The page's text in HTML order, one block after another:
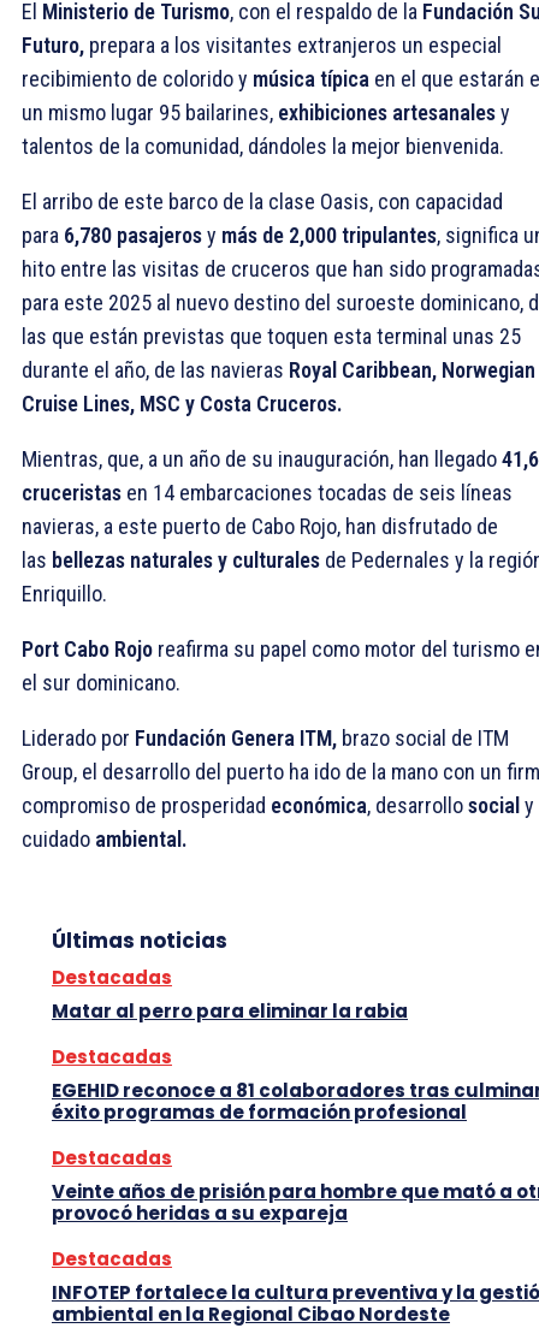
El Ministerio de Turismo, con el respaldo de la Fundación
Futuro, prepara a los visitantes extranjeros un especial
recibimiento de colorido y música típica en el que estarán
un mismo lugar 95 bailarines, exhibiciones artesanalesy
talentos de la comunidad, dándoles la mejor bienvenida.
El arribo de este barco de la clase Oasis, con capacidad
para 6,780 pasajerosy más de 2,000 tripulantes, significa
hito entre las visitas de cruceros que han sido
para este 2025 al nuevo destino del suroeste dominicano,
las que están previstas que toquen esta terminal unas 25
durante el año, de las navieras Royal Caribbean, Norwegian
Cruise Lines, MSC y Costa Cruceros.
Mientras, que, a un año de su inauguración, han llegado
cruceristas en 14 embarcaciones tocadas de seis líneas
navieras, a este puerto de Cabo Rojo, han disfrutado de
las bellezas naturales y culturales de Pedernales y la
Enriquillo.
Port Cabo Rojo reafirma su papel como motor del turismo
el sur dominicano.
Liderado por Fundación Genera ITM, brazo social de ITM
Group, el desarrollo del puerto ha ido de la mano con un
compromiso de prosperidad económica, desarrollosocialy
cuidado ambiental.
Últimas noticias
Destacadas
Matar al perro para eliminar la rabia
Destacadas
EGEHID reconoce a 81 colaboradores tras
éxito programas de formación profesional
Destacadas
Veinte años de prisión para hombre que mató a
provocó heridas a su expareja
Destacadas
INFOTEP fortalece la cultura preventiva y la
ambiental en la Regional Cibao Nordeste